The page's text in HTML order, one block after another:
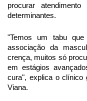
procurar
determinantes.
"Temos um tabu
associação da
crença, muitos só
em estágios
cura", explica o clínico
Viana.